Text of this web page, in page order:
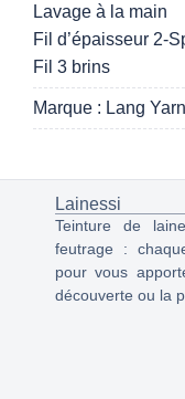
Lavage à la main
Fil d’épaisseur 2-
Fil 3 brins
Marque : Lang
Lainessi
Teinture de
feutrage :
pour vous
découverte ou la